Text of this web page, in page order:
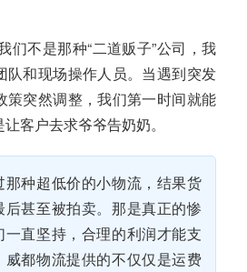
们不是那种“二道贩子”公司，我
队和现场操作人员。当遇到突发
策突然调整，我们第一时间就能
客户去求爷爷告奶奶。
种超低价的小物流，结果货
甚至被拍卖。那是真正的惨
直坚持，合理的利润才能支
都物流提供的不仅仅是运费